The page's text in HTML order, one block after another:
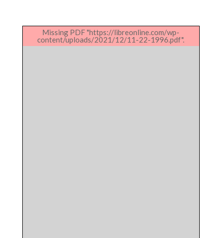
Missing PDF "https://libreonline.com/wp-
content/uploads/2021/12/11-22-1996.pdf".